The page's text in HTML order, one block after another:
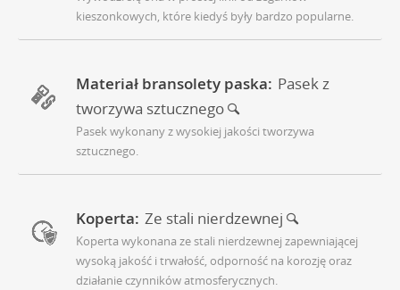
kieszonkowych, które kiedyś były bardzo popularne.
Materiał bransolety paska: Pasek z
tworzywa sztucznego
Pasek wykonany z wysokiej jakości tworzywa
sztucznego.
Koperta: Ze stali nierdzewnej
Koperta wykonana ze stali nierdzewnej zapewniającej
wysoką jakość i trwałość, odporność na korozję oraz
działanie czynników atmosferycznych.